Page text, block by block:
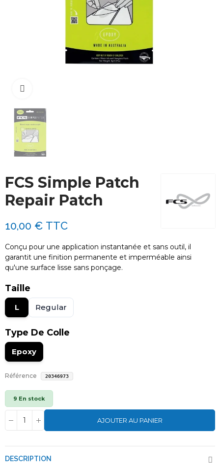
FCS Simple Patch
Repair Patch
10,00 € TTC
Conçu pour une application instantanée et sans outil, il
garantit une finition permanente et imperméable ainsi
qu'une surface lisse sans ponçage.
Taille
L Regular
Type De Colle
Epoxy
Référence 20346973
9 En stock
AJOUTER AU PANIER
DESCRIPTION